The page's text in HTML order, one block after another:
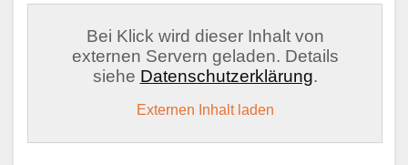
Bei Klick wird dieser Inhalt von
externen Servern geladen. Details
siehe Datenschutzerklärung.
Externen Inhalt laden